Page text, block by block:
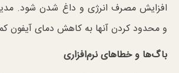
افزایش مصرف انرژی و داغ شدن شود.
و محدود کردن آنها به کاهش دمای آیفون
باگ‌ها و خطاهای نرم‌افزاری